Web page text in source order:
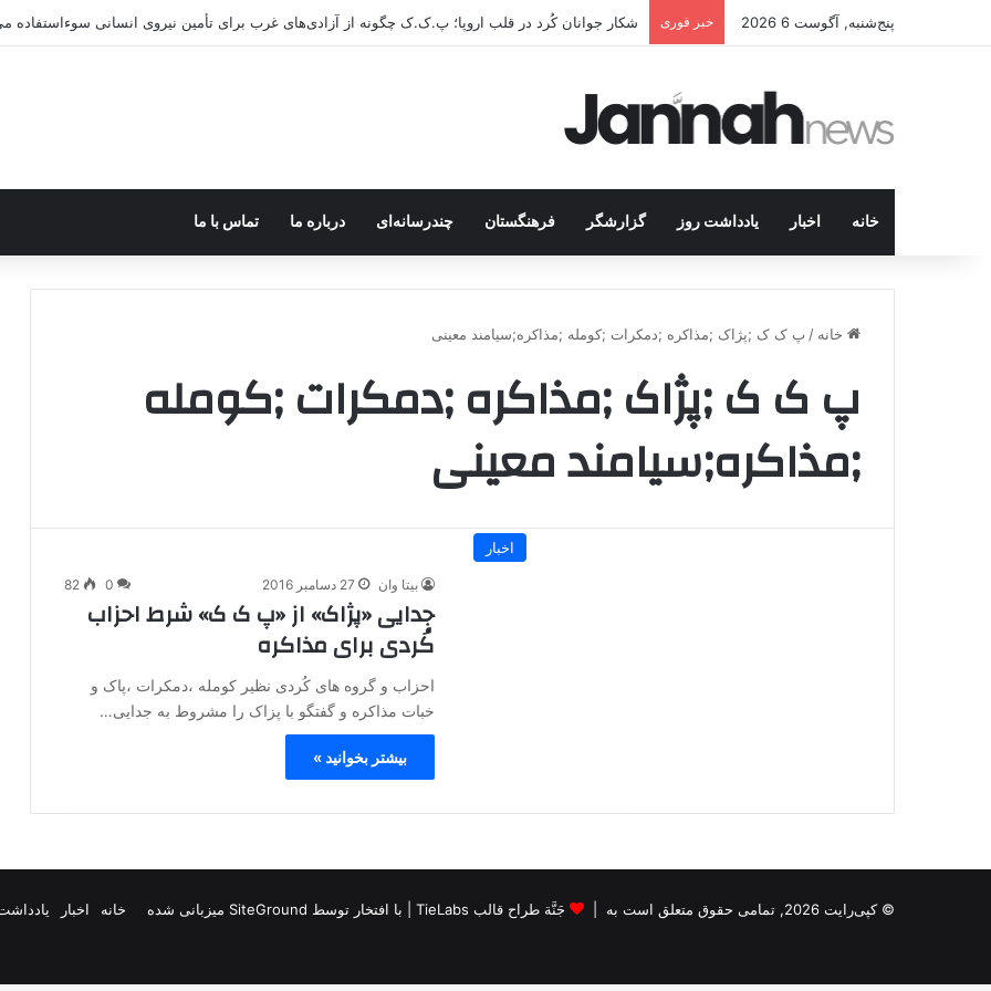
پنج‌شنبه, آگوست 6 2026 خبر فوری شکار جوانان کُرد در قلب اروپا؛ پ.ک.ک چگونه از آزادی‌های غرب برای تأمین نیروی انسانی سوءاستفاده
خانه اخبار یادداشت روز گزارشگر فرهنگستان چندرسانه‌ای درباره ما تماس با ما
خانه / پ ک ک ;پژاک ;مذاکره ;دمکرات ;کومله ;مذاکره;سیامند معینی
پ ک ک ;پژاک ;مذاکره ;دمکرات ;کومله
;مذاکره;سیامند معینی
اخبار
بیتا وان 27 دسامبر 2016 0
82
جدایی «پژاک» از «پ ک ک» شرط احزاب
کُردی برای مذاکره
احزاب و گروه های کُردی نظیر کومله ،دمکرات ،پاک و
خبات مذاکره و گفتگو با پزاک را مشروط به جدایی…
بیشتر بخوانید »
© کپی‌رایت 2026, تمامی حقوق متعلق است به | جَنَّة طراح قالب TieLabs | با افتخار توسط SiteGround میزبانی شده خانه اخبار